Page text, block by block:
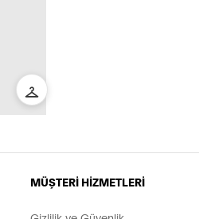
MÜŞTERİ HİZMETLERİ